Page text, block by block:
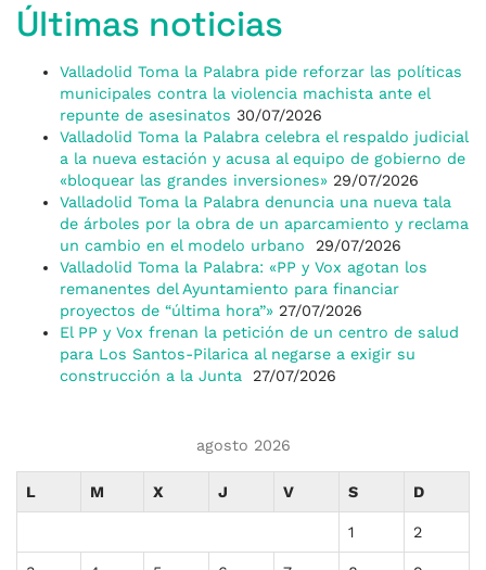
Últimas noticias
Valladolid Toma la Palabra pide reforzar las políticas
municipales contra la violencia machista ante el
repunte de asesinatos 30/07/2026
Valladolid Toma la Palabra celebra el respaldo judicial
a la nueva estación y acusa al equipo de gobierno de
«bloquear las grandes inversiones» 29/07/2026
Valladolid Toma la Palabra denuncia una nueva tala
de árboles por la obra de un aparcamiento y reclama
un cambio en el modelo urbano
29/07/2026
Valladolid Toma la Palabra: «PP y Vox agotan los
remanentes del Ayuntamiento para financiar
proyectos de “última hora”» 27/07/2026
El PP y Vox frenan la petición de un centro de salud
para Los Santos-Pilarica al negarse a exigir su
construcción a la Junta
27/07/2026
agosto 2026
L M X J V S D
1 2